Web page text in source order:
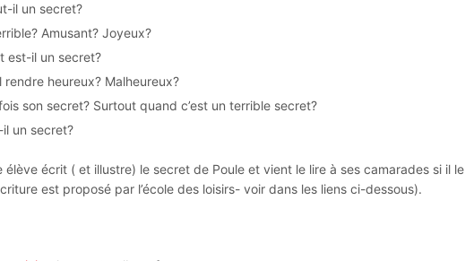
il un secret?
Amusant? Joyeux?
est-il un secret?
heureux? Malheureux?
son secret? Surtout quand c’est un terrible secret?
un secret?
élève écrit ( et illustre) le secret de Poule et vient le lire à ses camarades si il le
est proposé par l’école des loisirs- voir dans les liens ci-dessous).